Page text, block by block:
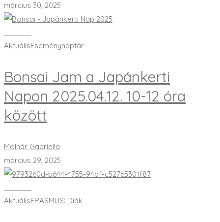
március 30, 2025
AktuálisEseménynaptár
Bonsai Jam a Japánkerti
Napon 2025.04.12. 10-12 óra
között
Molnár Gabriella
március 29, 2025
AktuálisERASMUS: Diák